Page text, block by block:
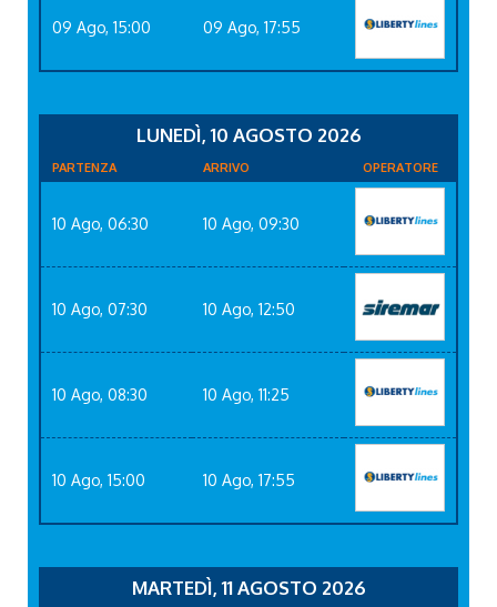
09 Ago, 15:00 09 Ago, 17:55
LUNEDÌ, 10 AGOSTO 2026
PARTENZA ARRIVO OPERATORE
10 Ago, 06:30 10 Ago, 09:30
10 Ago, 07:30 10 Ago, 12:50
10 Ago, 08:30 10 Ago, 11:25
10 Ago, 15:00 10 Ago, 17:55
MARTEDÌ, 11 AGOSTO 2026